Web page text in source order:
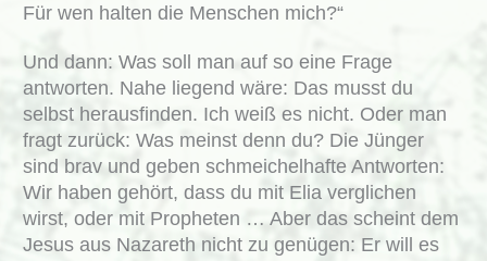
Für wen halten die Menschen mich?“
Und dann: Was soll man auf so eine Frage
antworten. Nahe liegend wäre: Das musst du
selbst herausfinden. Ich weiß es nicht. Oder man
fragt zurück: Was meinst denn du? Die Jünger
sind brav und geben schmeichelhafte Antworten:
Wir haben gehört, dass du mit Elia verglichen
wirst, oder mit Propheten … Aber das scheint dem
Jesus aus Nazareth nicht zu genügen: Er will es